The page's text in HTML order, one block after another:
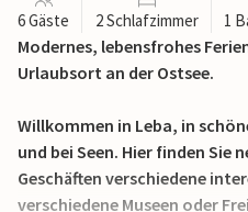
6 Gäste 2 Schlafzimmer 1
Modernes, lebensfrohes
Urlaubsort an der Ostsee.
Willkommen in Leba, in
und bei Seen. Hier finden Sie
Geschäften verschiedene
verschiedene Museen oder